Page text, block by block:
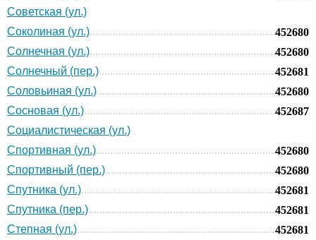
Советская (ул.)
Соколиная (ул.)
452680
Солнечная (ул.)
452680
Солнечный (пер.)
452681
Соловьиная (ул.)
452680
Сосновая (ул.)
452687
Социалистическая (ул.)
Спортивная (ул.)
452680
Спортивный (пер.)
452680
Спутника (ул.)
452681
Спутника (пер.)
452681
Степная (ул.)
452681